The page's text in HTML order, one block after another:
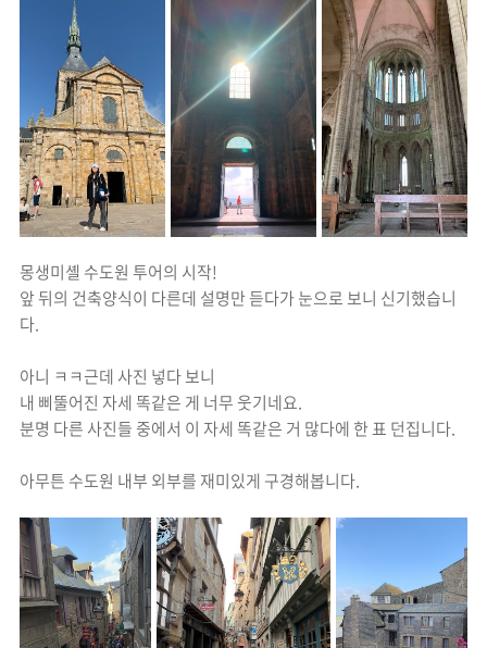
몽생미셸 수도원 투어의 시작!
앞 뒤의 건축양식이 다른데 설명만 듣다가 눈으로 보니 신기했습니
다.
아니 ㅋㅋ근데 사진 넣다 보니
내 삐뚤어진 자세 똑같은 게 너무 웃기네요.
분명 다른 사진들 중에서 이 자세 똑같은 거 많다에 한 표 던집니다.
아무튼 수도원 내부 외부를 재미있게 구경해봅니다.